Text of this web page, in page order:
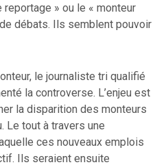
» ou le « monteur
débats. Ils semblent pouvoir
le journaliste tri qualifié
la controverse. L’enjeu est
la disparition des monteurs
Le tout à travers une
ces nouveaux emplois
Ils seraient ensuite